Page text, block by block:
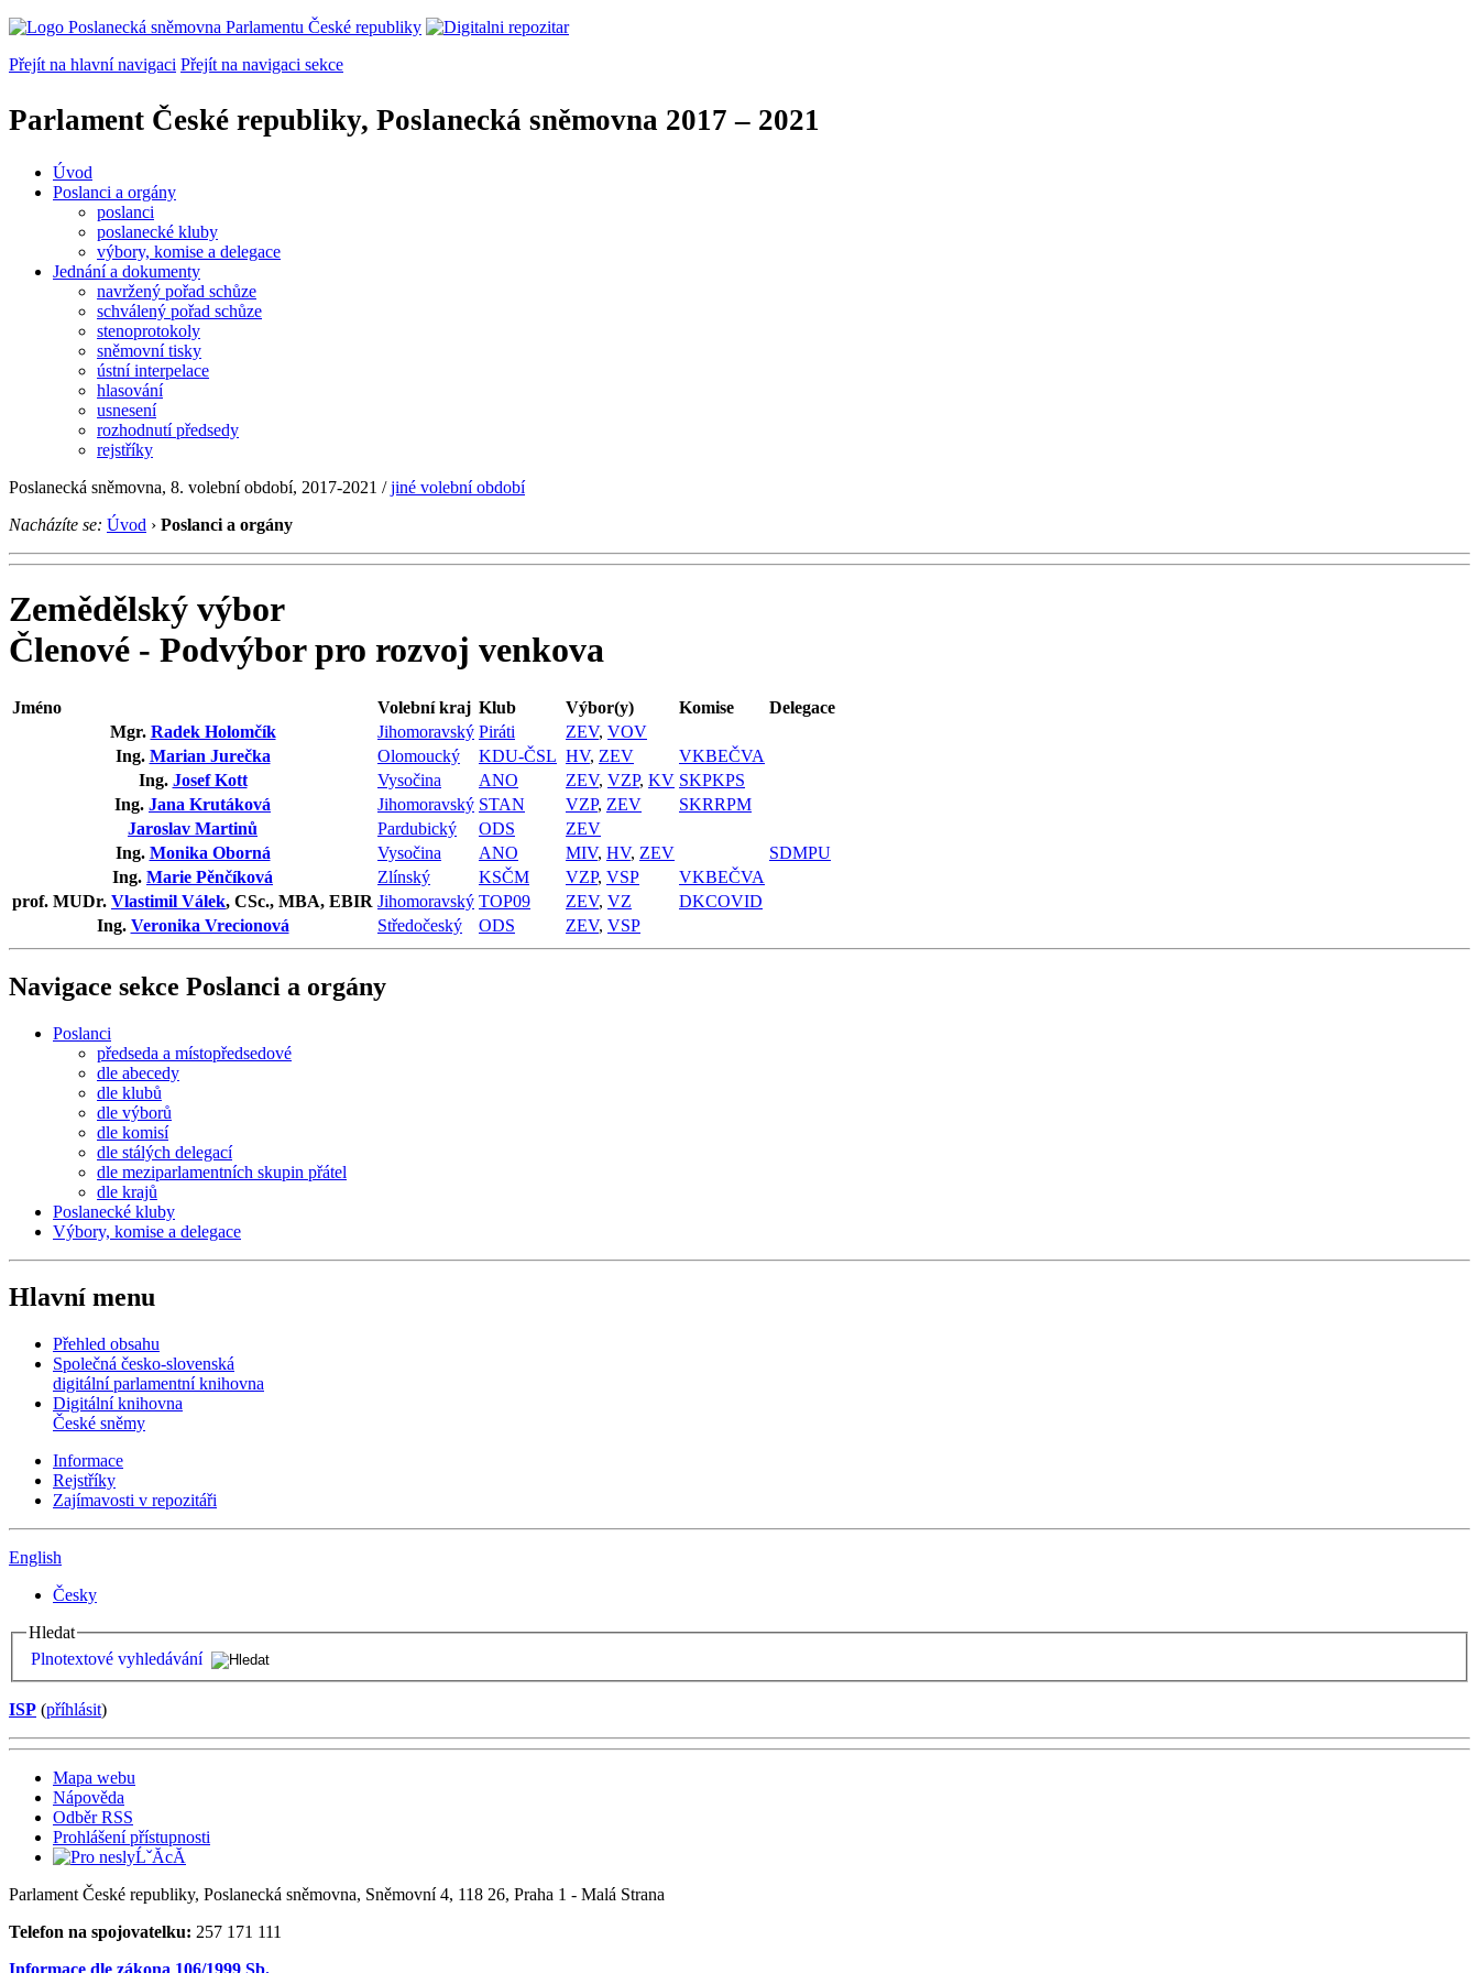
Přejít na hlavní navigaci Přejít na navigaci sekce
Parlament České republiky, Poslanecká sněmovna 2017 – 2021
Úvod
Poslanci a orgány
poslanci
poslanecké kluby
výbory, komise a delegace
Jednání a dokumenty
navržený pořad schůze
schválený pořad schůze
stenoprotokoly
sněmovní tisky
ústní interpelace
hlasování
usnesení
rozhodnutí předsedy
rejstříky
Poslanecká sněmovna, 8. volební období, 2017-2021 /jiné volební období
Nacházíte se: Úvod › Poslanci a orgány
Zemědělský výbor
Členové - Podvýbor pro rozvoj venkova
Jméno Volební kraj Klub Výbor(y) Komise
Delegace
Mgr. Radek Holomčík Jihomoravský Piráti ZEV, VOV
Ing. Marian Jurečka Olomoucký KDU-ČSL HV, ZEV
VKBEČVA
Ing. Josef Kott Vysočina ANO ZEV, VZP, KV SKPKPS
Ing. Jana Krutáková Jihomoravský STAN VZP, ZEV
SKRRPM
Jaroslav Martinů
Pardubický ODS
ZEV
Ing. Monika Oborná Vysočina ANO MIV, HV, ZEV
SDMPU
Ing. Marie Pěnčíková Zlínský KSČM VZP, VSP
VKBEČVA
prof. MUDr. Vlastimil Válek, CSc., MBA, EBIR Jihomoravský TOP09 ZEV, VZ
DKCOVID
Ing. Veronika Vrecionová Středočeský ODS ZEV, VSP
Navigace sekce Poslanci a orgány
Poslanci
předseda a místopředsedové
dle abecedy
dle klubů
dle výborů
dle komisí
dle stálých delegací
dle meziparlamentních skupin přátel
dle krajů
Poslanecké kluby
Výbory, komise a delegace
Hlavní menu
Přehled obsahu
Společná česko-slovenská
digitální parlamentní knihovna
Digitální knihovna
České sněmy
Informace
Rejstříky
Zajímavosti v repozitáři
English
Česky
Hledat
Plnotextové vyhledávání
ISP (příhlásit)
Mapa webu
Nápověda
Odběr RSS
Prohlášení přístupnosti
Parlament České republiky, Poslanecká sněmovna, Sněmovní 4, 118 26, Praha 1 - Malá Strana
Telefon na spojovatelku: 257 171 111
Informace dle zákona 106/1999 Sb.